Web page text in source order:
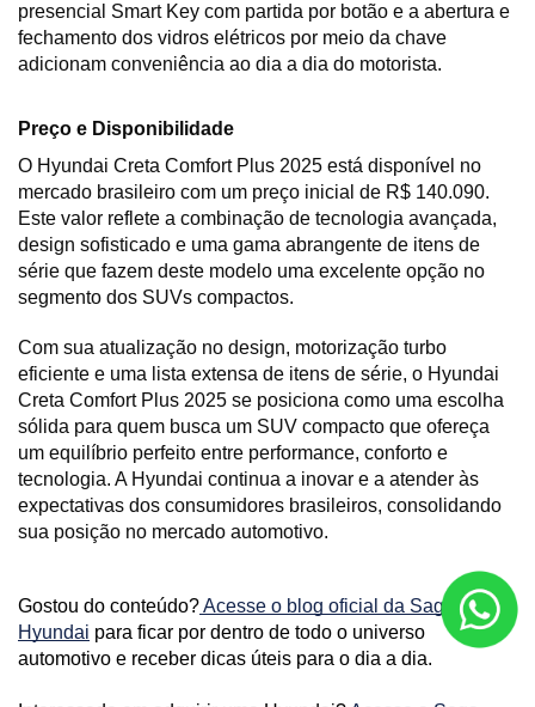
presencial Smart Key com partida por botão e a abertura e
fechamento dos vidros elétricos por meio da chave
adicionam conveniência ao dia a dia do motorista.
Preço e Disponibilidade
O Hyundai Creta Comfort Plus 2025 está disponível no
mercado brasileiro com um preço inicial de R$ 140.090.
Este valor reflete a combinação de tecnologia avançada,
design sofisticado e uma gama abrangente de itens de
série que fazem deste modelo uma excelente opção no
segmento dos SUVs compactos.
Com sua atualização no design, motorização turbo
eficiente e uma lista extensa de itens de série, o Hyundai
Creta Comfort Plus 2025 se posiciona como uma escolha
sólida para quem busca um SUV compacto que ofereça
um equilíbrio perfeito entre performance, conforto e
tecnologia. A Hyundai continua a inovar e a atender às
expectativas dos consumidores brasileiros, consolidando
sua posição no mercado automotivo.
Gostou do conteúdo? Acesse o blog oficial da Saga
Hyundai para ficar por dentro de todo o universo
automotivo e receber dicas úteis para o dia a dia.